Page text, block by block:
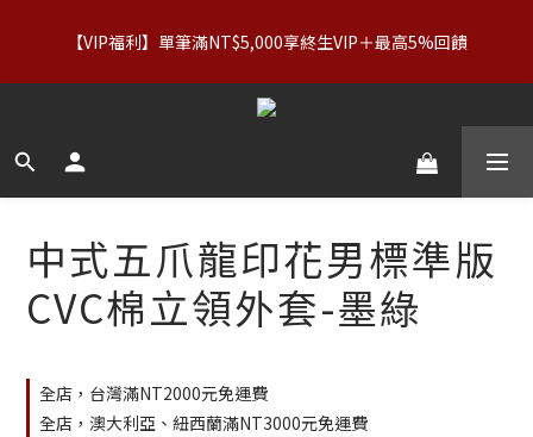
折｜內著：買二送二
【VIP福利】單筆滿NT$5,000享終生VIP＋最高5%回饋
【服飾優惠】設計系列正價商品＆Basics系列：2件89折／3件79
中式五爪龍印花男標準版
CVC棉立領外套-墨綠
全店，台灣滿NT2000元免運費
全店，澳大利亞、紐西蘭滿NT3000元免運費